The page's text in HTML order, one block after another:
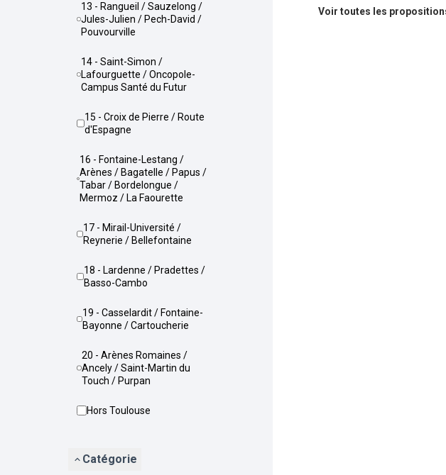
13 - Rangueil / Sauzelong /
Jules-Julien / Pech-David /
Pouvourville
14 - Saint-Simon /
Lafourguette / Oncopole-
Campus Santé du Futur
15 - Croix de Pierre / Route
d'Espagne
16 - Fontaine-Lestang /
Arènes / Bagatelle / Papus /
Tabar / Bordelongue /
Mermoz / La Faourette
17 - Mirail-Université /
Reynerie / Bellefontaine
18 - Lardenne / Pradettes /
Basso-Cambo
19 - Casselardit / Fontaine-
Bayonne / Cartoucherie
20 - Arènes Romaines /
Ancely / Saint-Martin du
Touch / Purpan
Hors Toulouse
Catégorie
Voir toutes les